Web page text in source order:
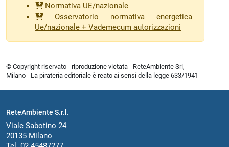
Normativa UE/nazionale
Osservatorio normativa energetica
Ue/nazionale + Vademecum autorizzazioni
© Copyright riservato - riproduzione vietata - ReteAmbiente Srl,
Milano - La pirateria editoriale è reato ai sensi della legge 633/1941
ReteAmbiente S.r.l.
Viale Sabotino 24
20135 Milano